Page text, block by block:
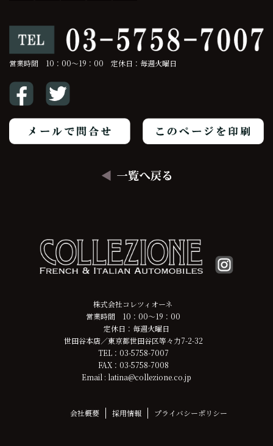
営業時間 10：00～19：00 定休日：毎週火曜日
株式会社コレツィオーネ
営業時間 10：00～19：00
定休日：毎週火曜日
世田谷本店／東京都世田谷区等々力7-2-32
TEL：03-5758-7007
FAX：03-5758-7008
Email : latina@collezione.co.jp
会社概要 採用情報 プライバシーポリシー